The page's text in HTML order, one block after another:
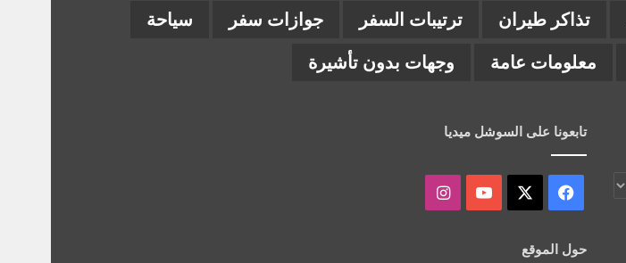
تذاكر طيران ترتيبات السفر جوازات سفر
سياحة
معلومات عامة وجهات بدون تأشيرة
تابعونا على السوشل ميديا
فيسبوك ‫YouTubeانستقرام
حول الموقع